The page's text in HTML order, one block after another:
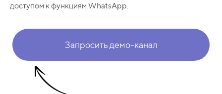
доступом к функциям WhatsApp.
Запросить демо-канал